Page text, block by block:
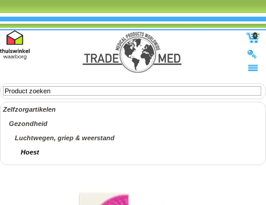
0
Zelfzorgartikelen
Gezondheid
Luchtwegen, griep & weerstand
Hoest